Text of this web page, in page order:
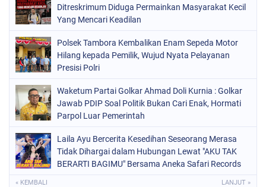
Ditreskrimum Diduga Permainkan Masyarakat Kecil
Yang Mencari Keadilan
Polsek Tambora Kembalikan Enam Sepeda Motor
Hilang kepada Pemilik, Wujud Nyata Pelayanan
Presisi Polri
Waketum Partai Golkar Ahmad Doli Kurnia : Golkar
Jawab PDIP Soal Politik Bukan Cari Enak, Hormati
Parpol Luar Pemerintah
Laila Ayu Bercerita Kesedihan Seseorang Merasa
Tidak Dihargai dalam Hubungan Lewat "AKU TAK
BERARTI BAGIMU" Bersama Aneka Safari Records
« KEMBALI LANJUT »